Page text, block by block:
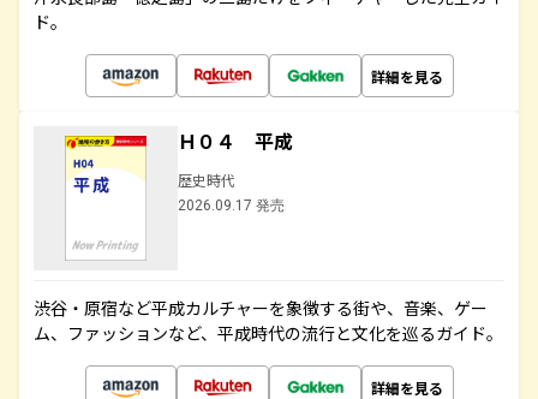
ド。
詳細を見る
Ｈ０４ 平成
歴史時代
2026.09.17 発売
渋谷・原宿など平成カルチャーを象徴する街や、音楽、ゲー
ム、ファッションなど、平成時代の流行と文化を巡るガイド。
詳細を見る